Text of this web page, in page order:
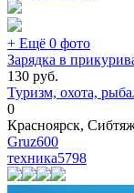
+ Ещё 0 фото
Зарядка в
130 руб.
Туризм, охота,
0
Красноярск,
Gruz600
техника5798